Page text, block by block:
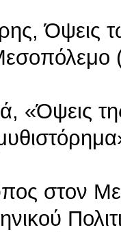
Όψεις
«Όψεις
στον